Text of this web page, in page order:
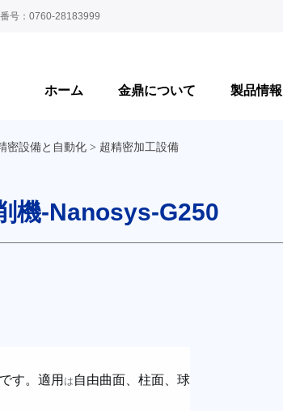
号：0760-28183999
ホーム 金鼎について 製品情報
密設備と自動化 超精密加工設備
機-Nanosys-G250
です。適用 は 自由曲面、柱面、球